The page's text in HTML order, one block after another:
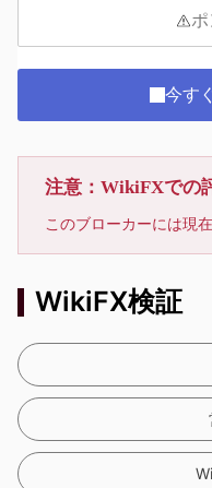
今す
WikiFX検証